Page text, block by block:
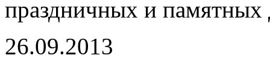
праздничных и
26.09.2013